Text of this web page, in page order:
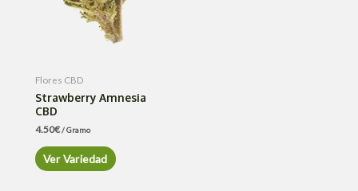
Flores CBD
Strawberry Amnesia
CBD
4.50€/ Gramo
Ver Variedad